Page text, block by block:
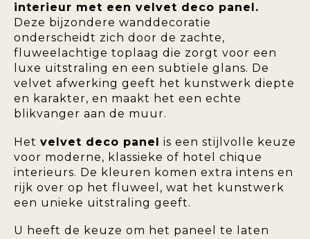
interieur met een velvet deco panel.
Deze bijzondere wanddecoratie
onderscheidt zich door de zachte,
fluweelachtige toplaag die zorgt voor een
luxe uitstraling en een subtiele glans. De
velvet afwerking geeft het kunstwerk diepte
en karakter, en maakt het een echte
blikvanger aan de muur.
Het velvet deco panel is een stijlvolle keuze
voor moderne, klassieke of hotel chique
interieurs. De kleuren komen extra intens en
rijk over op het fluweel, wat het kunstwerk
een unieke uitstraling geeft.
U heeft de keuze om het paneel te laten